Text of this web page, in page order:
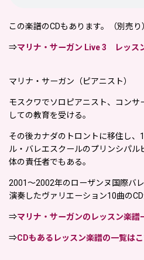
この楽譜のCDもあります。 （別売り
⇒マリナ・サーガン Live 3 レッス
マリナ・サーガン（ピアニスト）
モスクワでソロピアニスト、コンサ
しての教育を受ける。
その後カナダのトロントに移住し
ル・バレエスクールのプリンシパル
体の責任者でもある。
2001〜2002年のローザンヌ国際バ
演奏したヴァリエーション10曲のCD
⇒マリナ・サーガンのレッスン楽譜
⇒CDもあるレッスン楽譜の一覧は